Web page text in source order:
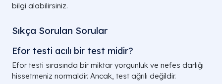
bilgi alabilirsiniz.
Sıkça Sorulan Sorular
Efor testi acılı bir test midir?
Efor testi sırasında bir miktar yorgunluk ve nefes darlığı
hissetmeniz normaldir. Ancak, test ağrılı değildir.